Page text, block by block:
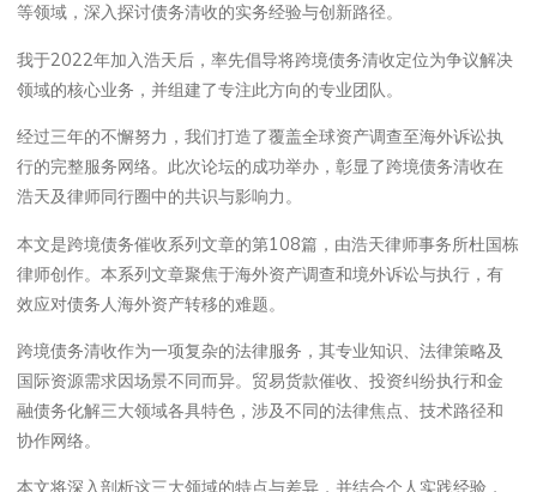
等领域，深入探讨债务清收的实务经验与创新路径。
我于2022年加入浩天后，率先倡导将跨境债务清收定位为争议解决
领域的核心业务，并组建了专注此方向的专业团队。
经过三年的不懈努力，我们打造了覆盖全球资产调查至海外诉讼执
行的完整服务网络。此次论坛的成功举办，彰显了跨境债务清收在
浩天及律师同行圈中的共识与影响力。
本文是跨境债务催收系列文章的第108篇，由浩天律师事务所杜国栋
律师创作。本系列文章聚焦于海外资产调查和境外诉讼与执行，有
效应对债务人海外资产转移的难题。
跨境债务清收作为一项复杂的法律服务，其专业知识、法律策略及
国际资源需求因场景不同而异。贸易货款催收、投资纠纷执行和金
融债务化解三大领域各具特色，涉及不同的法律焦点、技术路径和
协作网络。
本文将深入剖析这三大领域的特点与差异，并结合个人实践经验，